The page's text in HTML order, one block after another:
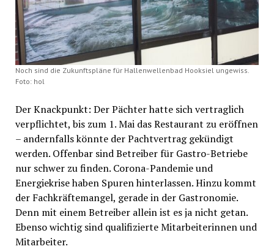
Noch sind die Zukunftspläne für Hallenwellenbad Hooksiel ungewiss.
Foto: hol
Der Knackpunkt: Der Pächter hatte sich vertraglich
verpflichtet, bis zum 1. Mai das Restaurant zu eröffnen
– andernfalls könnte der Pachtvertrag gekündigt
werden. Offenbar sind Betreiber für Gastro-Betriebe
nur schwer zu finden. Corona-Pandemie und
Energiekrise haben Spuren hinterlassen. Hinzu kommt
der Fachkräftemangel, gerade in der Gastronomie.
Denn mit einem Betreiber allein ist es ja nicht getan.
Ebenso wichtig sind qualifizierte Mitarbeiterinnen und
Mitarbeiter.